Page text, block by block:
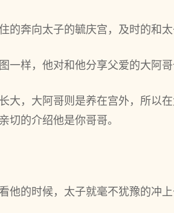
奔向太子的毓庆宫，及时的和太
样，他对和他分享父爱的大阿哥
大，大阿哥则是养在宫外，所以
切的介绍他是你哥哥。
的时候，太子就毫不犹豫的冲上